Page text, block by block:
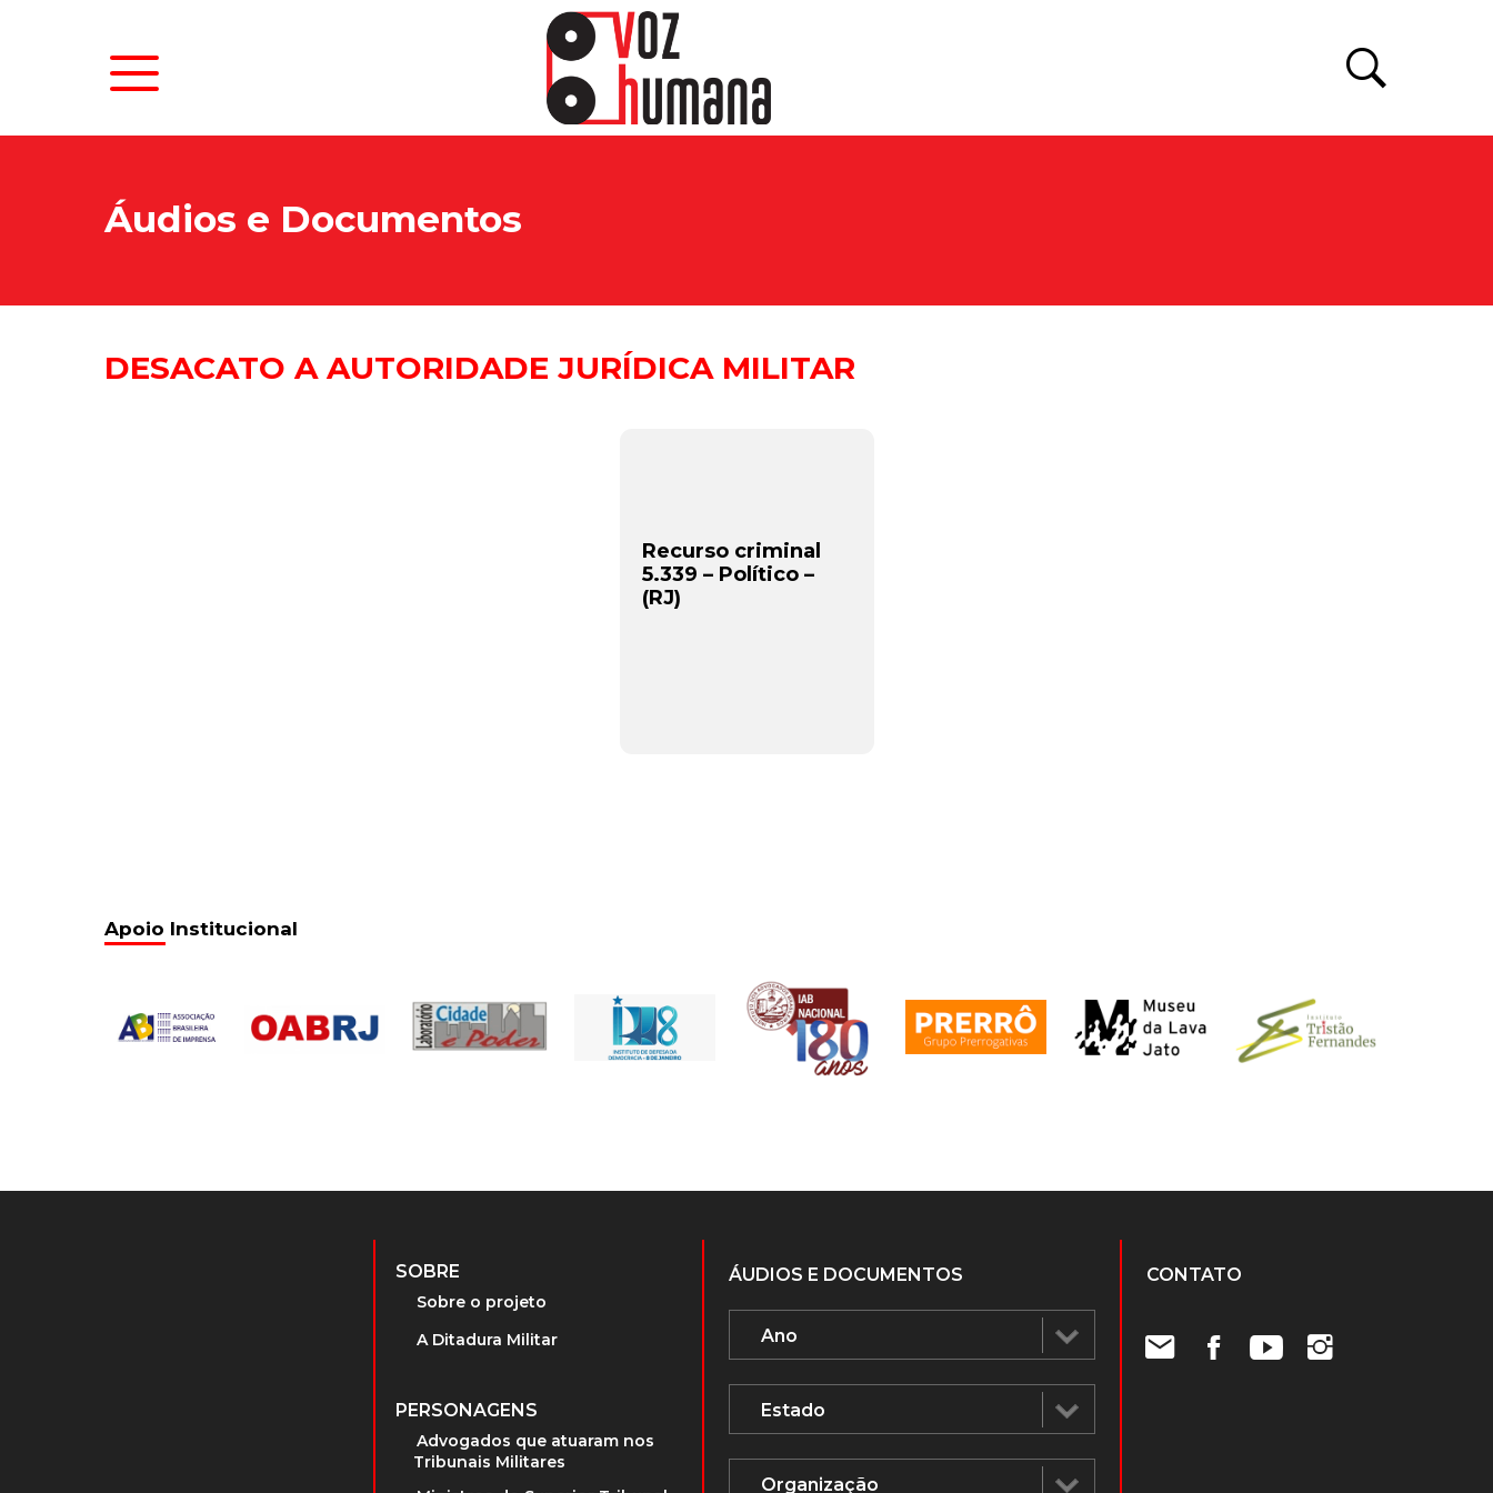
Áudios e Documentos
DESACATO A AUTORIDADE JURÍDICA MILITAR
Recurso criminal
5.339 – Político –
(RJ)
Apoio Institucional
SOBRE
Sobre o projeto
A Ditadura Militar
PERSONAGENS
Advogados que atuaram nos
Tribunais Militares
ÁUDIOS E DOCUMENTOS CONTATO